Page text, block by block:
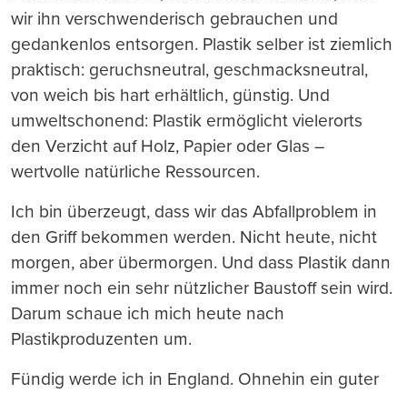
wir ihn verschwenderisch gebrauchen und
gedankenlos entsorgen. Plastik selber ist ziemlich
praktisch: geruchsneutral, geschmacksneutral,
von weich bis hart erhältlich, günstig. Und
umweltschonend: Plastik ermöglicht vielerorts
den Verzicht auf Holz, Papier oder Glas –
wertvolle natürliche Ressourcen.
Ich bin überzeugt, dass wir das Abfallproblem in
den Griff bekommen werden. Nicht heute, nicht
morgen, aber übermorgen. Und dass Plastik dann
immer noch ein sehr nützlicher Baustoff sein wird.
Darum schaue ich mich heute nach
Plastikproduzenten um.
Fündig werde ich in England. Ohnehin ein guter